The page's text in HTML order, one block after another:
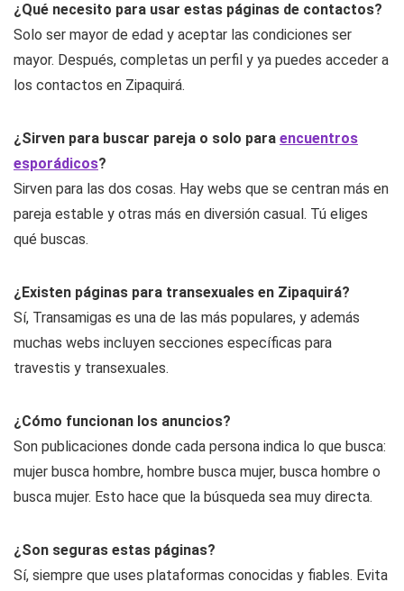
¿Qué necesito para usar estas páginas de contactos?
Solo ser mayor de edad y aceptar las condiciones ser
mayor. Después, completas un perfil y ya puedes acceder a
los contactos en Zipaquirá.
¿Sirven para buscar pareja o solo para encuentros
esporádicos?
Sirven para las dos cosas. Hay webs que se centran más en
pareja estable y otras más en diversión casual. Tú eliges
qué buscas.
¿Existen páginas para transexuales en Zipaquirá?
Sí, Transamigas es una de las más populares, y además
muchas webs incluyen secciones específicas para
travestis y transexuales.
¿Cómo funcionan los anuncios?
Son publicaciones donde cada persona indica lo que busca:
mujer busca hombre, hombre busca mujer, busca hombre o
busca mujer. Esto hace que la búsqueda sea muy directa.
¿Son seguras estas páginas?
Sí, siempre que uses plataformas conocidas y fiables. Evita